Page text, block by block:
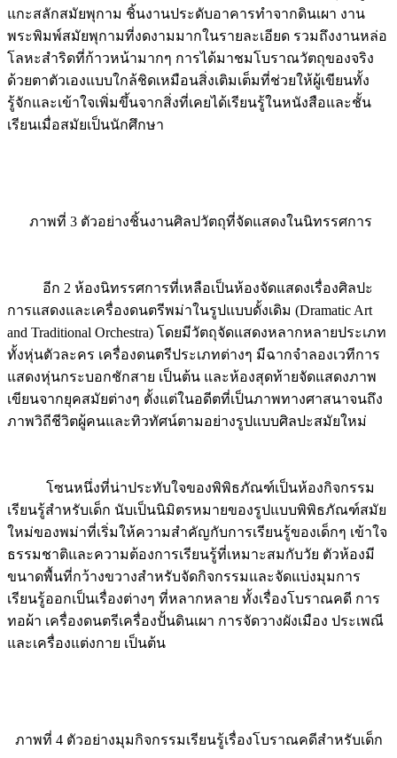
แกะสลักสมัยพุกาม ชิ้นงานประดับอาคารทำจากดินเผา งาน
พระพิมพ์สมัยพุกามที่งดงามมากในรายละเอียด รวมถึงงานหล่อ
โลหะสำริดที่ก้าวหน้ามากๆ การได้มาชมโบราณวัตถุของจริง
ด้วยตาตัวเองแบบใกล้ชิดเหมือนสิ่งเติมเต็มที่ช่วยให้ผู้เขียนทั้ง
รู้จักและเข้าใจเพิ่มขึ้นจากสิ่งที่เคยได้เรียนรู้ในหนังสือและชั้น
เรียนเมื่อสมัยเป็นนักศึกษา
ภาพที่ 3 ตัวอย่างชิ้นงานศิลปวัตถุที่จัดแสดงในนิทรรศการ
อีก 2 ห้องนิทรรศการที่เหลือเป็นห้องจัดแสดงเรื่องศิลปะ
การแสดงและเครื่องดนตรีพม่าในรูปแบบดั้งเดิม (Dramatic Art
and Traditional Orchestra) โดยมีวัตถุจัดแสดงหลากหลายประเภท
ทั้งหุ่นตัวละคร เครื่องดนตรีประเภทต่างๆ มีฉากจำลองเวทีการ
แสดงหุ่นกระบอกชักสาย เป็นต้น และห้องสุดท้ายจัดแสดงภาพ
เขียนจากยุคสมัยต่างๆ ตั้งแต่ในอดีตที่เป็นภาพทางศาสนาจนถึง
ภาพวิถีชีวิตผู้คนและทิวทัศน์ตามอย่างรูปแบบศิลปะสมัยใหม่
โซนหนึ่งที่น่าประทับใจของพิพิธภัณฑ์เป็นห้องกิจกรรม
เรียนรู้สำหรับเด็ก นับเป็นนิมิตรหมายของรูปแบบพิพิธภัณฑ์สมัย
ใหม่ของพม่าที่เริ่มให้ความสำคัญกับการเรียนรู้ของเด็กๆ เข้าใจ
ธรรมชาติและความต้องการเรียนรู้ที่เหมาะสมกับวัย ตัวห้องมี
ขนาดพื้นที่กว้างขวางสำหรับจัดกิจกรรมและจัดแบ่งมุมการ
เรียนรู้ออกเป็นเรื่องต่างๆ ที่หลากหลาย ทั้งเรื่องโบราณคดี การ
ทอผ้า เครื่องดนตรีเครื่องปั้นดินเผา การจัดวางผังเมือง ประเพณี
และเครื่องแต่งกาย เป็นต้น
ภาพที่ 4 ตัวอย่างมุมกิจกรรมเรียนรู้เรื่องโบราณคดีสำหรับเด็ก